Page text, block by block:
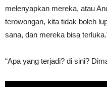
melenyapkan mereka, atau
terowongan, kita tidak boleh
sana, dan mereka bisa
“Apa yang terjadi? di sini?